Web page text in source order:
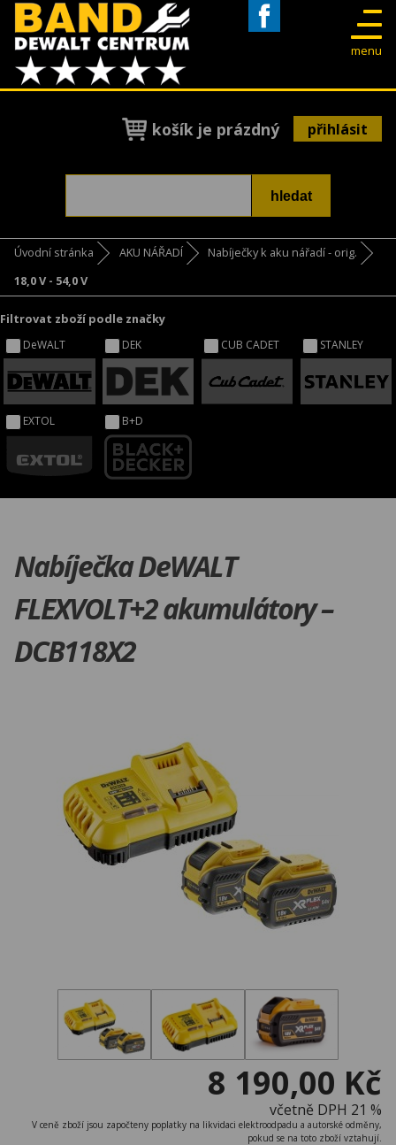
menu
košík je prázdný přihlásit
Úvodní stránka AKU NÁŘADÍ
Nabíječky k aku nářadí - orig.
18,0 V - 54,0 V
Filtrovat zboží podle značky
DeWALT DEK CUB CADET STANLEY
EXTOL B+D
Nabíječka DeWALT
FLEXVOLT+2 akumulátory –
DCB118X2
8 190,00 Kč
včetně DPH 21 %
V ceně zboží jsou započteny poplatky na likvidaci elektroodpadu a autorské odměny,
pokud se na toto zboží vztahují.